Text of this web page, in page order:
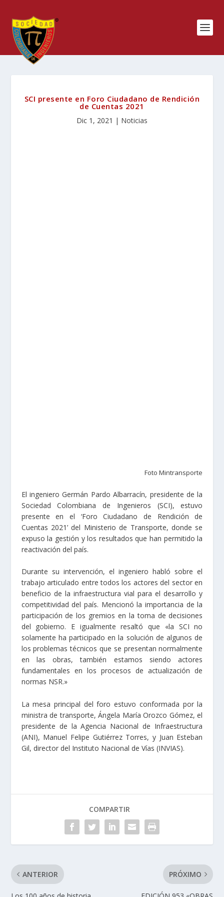
SCI presente en Foro Ciudadano de Rendición
de Cuentas 2021
Dic 1, 2021 | Noticias
Foto Mintransporte
El ingeniero Germán Pardo Albarracín, presidente de la
Sociedad Colombiana de Ingenieros (SCI), estuvo
presente en el ‘Foro Ciudadano de Rendición de
Cuentas 2021’ del Ministerio de Transporte, donde se
expuso la gestión y los resultados que han permitido la
reactivación del país.
Durante su intervención, el ingeniero habló sobre el
trabajo articulado entre todos los actores del sector en
beneficio de la infraestructura vial para el desarrollo y
competitividad del país. Mencionó la importancia de la
participación de los gremios en la toma de decisiones
del gobierno. E igualmente resaltó que «la SCI no
solamente ha participado en la solución de algunos de
los problemas técnicos que se presentan normalmente
en las obras, también estamos siendo actores
fundamentales en los procesos de actualización de
normas NSR.»
La mesa principal del foro estuvo conformada por la
ministra de transporte, Ángela María Orozco Gómez, el
presidente de la Agencia Nacional de Infraestructura
(ANI), Manuel Felipe Gutiérrez Torres, y Juan Esteban
Gil, director del Instituto Nacional de Vías (INVIAS).
COMPARTIR
ANTERIOR PRÓXIMO